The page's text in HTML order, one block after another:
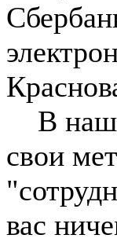
В
свои
вас